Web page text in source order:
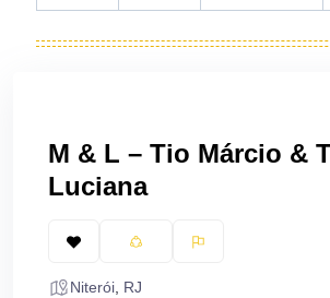
M & L – Tio Márcio &
Luciana
Niterói RJ